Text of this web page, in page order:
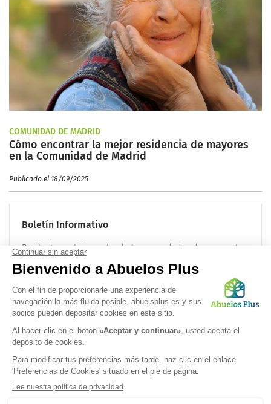
COMUNIDAD DE MADRID
Cómo encontrar la mejor residencia de mayores
en la Comunidad de Madrid
Publicado el 18/09/2025
Boletín Informativo
Recibe las noticias sobre la tercera edad cada mes en tu